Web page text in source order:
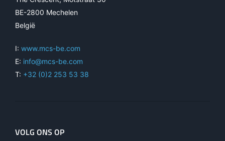
BE-2800 Mechelen
België
I: www.mcs-be.com
E: info@mcs-be.com
T: +32 (0)2 253 53 38
VOLG ONS OP